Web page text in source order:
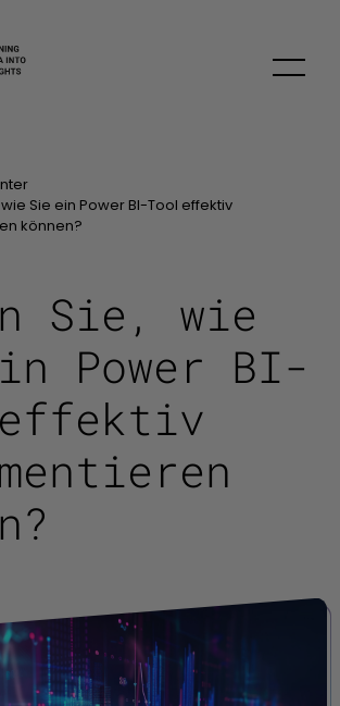
Sie ein Power BI-Tool effektiv
können?
Sie, wie
Power BI-